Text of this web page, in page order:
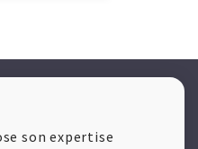
son expertise